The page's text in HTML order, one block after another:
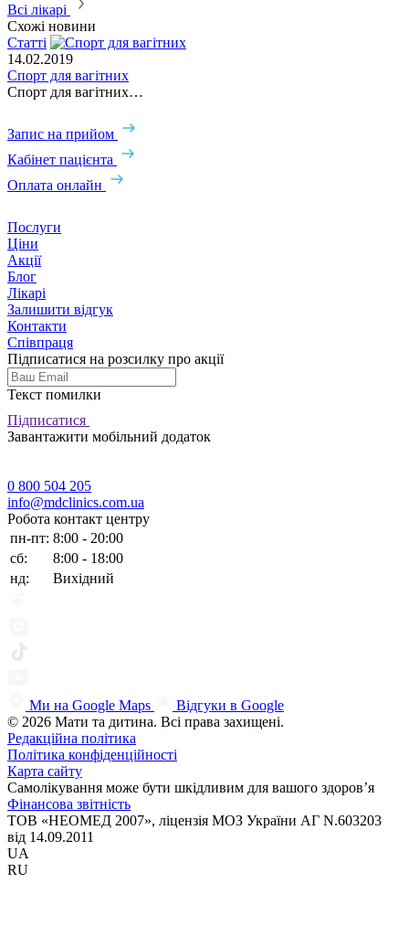
Всі лікарі
Схожі новини
Статті
14.02.2019
Спорт для вагітних
Спорт для вагітних…
Запис на прийом
Кабінет пацієнта
Оплата онлайн
Послуги
Ціни
Акції
Блог
Лікарі
Залишити відгук
Контакти
Співпраця
Підписатися на розсилку про акції
Текст помилки
Підписатися
Завантажити мобільний додаток
0 800 504 205
info@mdclinics.com.ua
Робота контакт центру
пн-пт: 8:00 - 20:00
сб:
8:00 - 18:00
нд:
Вихідний
Ми на Google Maps
Відгуки в Google
© 2026 Мати та дитина. Всі права захищені.
Редакційна політика
Політика конфіденційності
Карта сайту
Самолікування може бути шкідливим для вашого здоров’я
Фінансова звітність
ТОВ «НЕОМЕД 2007», ліцензія МОЗ України АГ N.603203
від 14.09.2011
UA
RU